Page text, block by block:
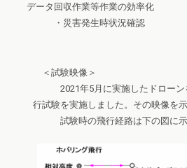
データ回収作業等作業の効率化
・災害発生時状況確認
＜試験映像＞
2021年5月に実施したドローン
行試験を実施しました。その映像を示
試験時の飛行経路は下の図に示